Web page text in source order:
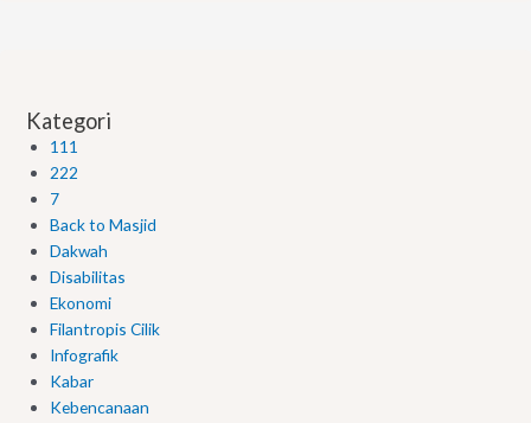
Kategori
111
222
7
Back to Masjid
Dakwah
Disabilitas
Ekonomi
Filantropis Cilik
Infografik
Kabar
Kebencanaan